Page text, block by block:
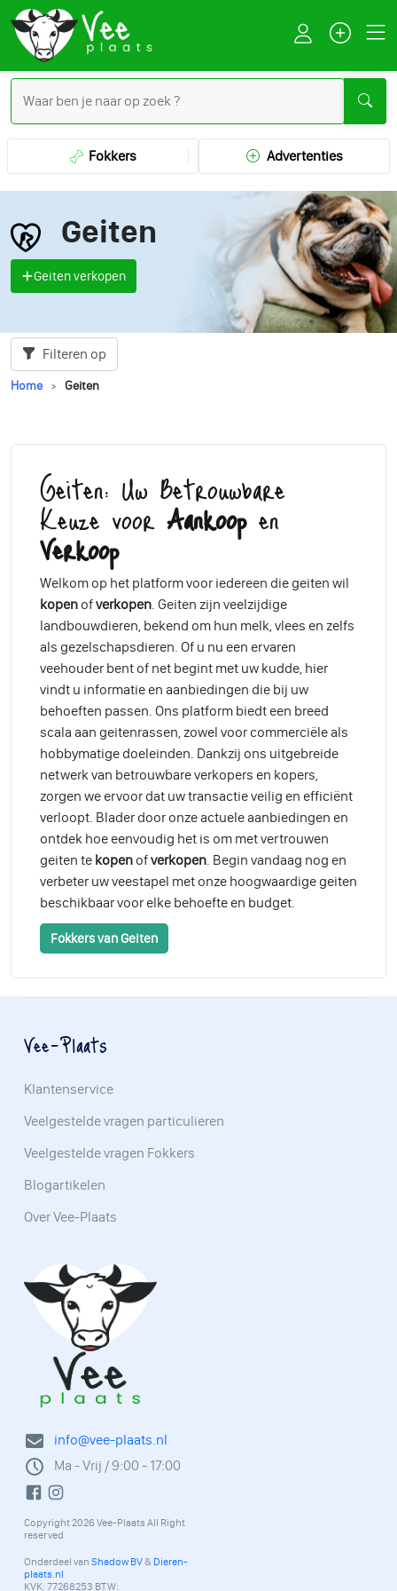
Fokkers Advertenties
Geiten
Geiten verkopen
Filteren op
Home Geiten
Geiten: Uw Betrouwbare
Keuze voorAankoopen
Verkoop
Welkom op het platform voor iedereen die geiten wil
kopen ofverkopen. Geiten zijn veelzijdige
landbouwdieren, bekend om hun melk, vlees en zelfs
als gezelschapsdieren. Of u nu een ervaren
veehouder bent of net begint met uw kudde, hier
vindt u informatie en aanbiedingen die bij uw
behoeften passen. Ons platform biedt een breed
scala aan geitenrassen, zowel voor commerciële als
hobbymatige doeleinden. Dankzij ons uitgebreide
netwerk van betrouwbare verkopers en kopers,
zorgen we ervoor dat uw transactie veilig en efficiënt
verloopt. Blader door onze actuele aanbiedingen en
ontdek hoe eenvoudig het is om met vertrouwen
geiten te kopen ofverkopen. Begin vandaag nog en
verbeter uw veestapel met onze hoogwaardige geiten
beschikbaar voor elke behoefte en budget.
Fokkers van Geiten
info@vee-plaats.nl
Ma - Vrij / 9:00 - 17:00
Copyright 2026 Vee-Plaats All Right
reserved
Onderdeel van Shadow BV& Dieren-
plaats.nl
KVK: 77268253 BTW:
Vee-Plaats
Klantenservice
Veelgestelde vragen particulieren
Veelgestelde vragen Fokkers
Blogartikelen
Over Vee-Plaats